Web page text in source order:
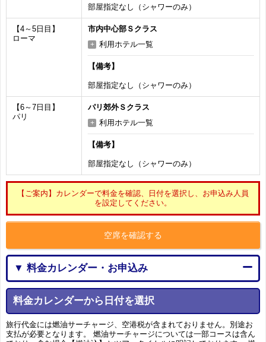
部屋指定なし（シャワーのみ）
【4～5日目】
ローマ
市内中心部Ｓクラス
利用ホテル一覧
【備考】
部屋指定なし（シャワーのみ）
【6～7日目】
パリ
パリ郊外Ｓクラス
利用ホテル一覧
【備考】
部屋指定なし（シャワーのみ）
【ご案内】カレンダーで料金を確認、日付を選択し、お申込み人員
を設定してください。
空席を確認する
▼ 料金カレンダー・お申込み
料金カレンダーから日付を選択
旅行代金には燃油サーチャージ、空港税が含まれておりません。別途お
支払が必要となります。 燃油サーチャージについては一部コースは含ん